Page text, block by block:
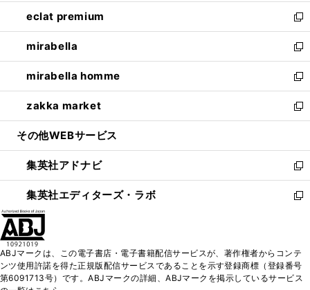
く
で
開
く
ン
ド
ウ
で
開
く
ウ
ィ
ン
ド
ウ
で
開
く
し
い
ウ
ィ
ン
ド
ウ
で
開
eclat premium
新
し
い
ウ
ィ
ン
ド
ウ
開
く
mirabella
新
し
い
ウ
ィ
ン
ウ
で
開
く
mirabella homme
新
し
い
ウ
ン
ド
ウ
で
zakka market
新
し
ウ
ィ
ン
ド
く
その他WEBサービス
集英社アドナビ
新
し
い
ド
ウ
で
集英社エディターズ・ラボ
新
ィ
ン
ド
ABJマークは、この電子書店・電子書籍配信サービスが、著作権者からコンテ
ンツ使用許諾を得た正規版配信サービスであることを示す登録商標（登録番号
第6091713号）です。ABJマークの詳細、ABJマークを掲示しているサービス